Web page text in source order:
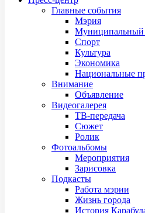
Главные события
Мэрия
Муниципальный
Спорт
Культура
Экономика
Национальные
Внимание
Объявление
Видеогалерея
ТВ-передача
Сюжет
Ролик
Фотоальбомы
Мероприятия
Зарисовка
Подкасты
Работа мэрии
Жизнь города
История